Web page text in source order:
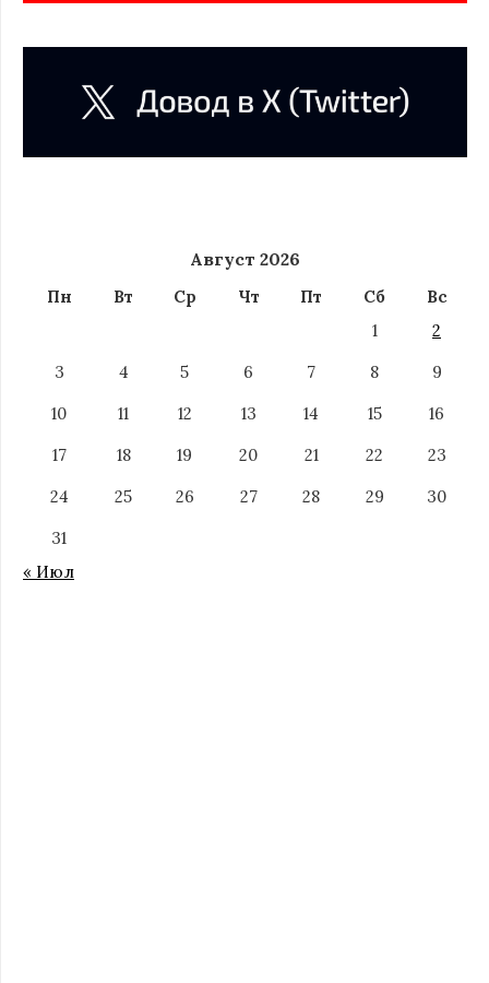
Август 2026
Пн Вт Ср Чт Пт Сб
Вс
1
2
3
4 5 6 7 8
9
10
11 12 13 14 15
16
17
18 19 20 21 22
23
24
25 26 27 28 29
30
31
« Июл